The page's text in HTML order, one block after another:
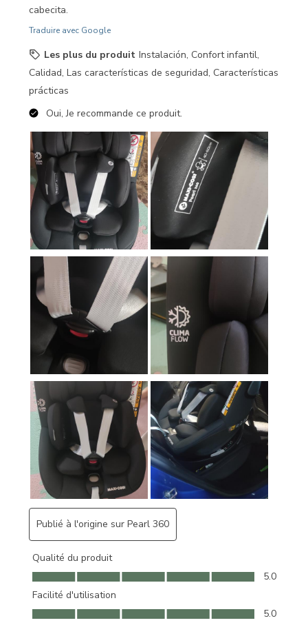
cabecita.
Traduire avec Google
Les plus du produit Instalación, Confort infantil,
Calidad, Las características de seguridad, Características
prácticas
Oui, Je recommande ce produit.
Publié à l'origine sur Pearl 360
Qualité du produit
Qualité du produit, 5.0 sur 5
5.0
Facilité d'utilisation
Facilité d'utilisation, 5.0 sur 5
5.0